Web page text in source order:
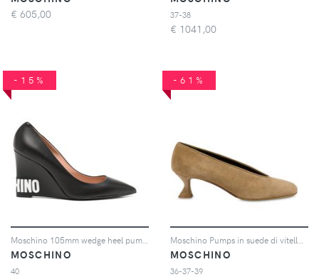
€ 605,00 37-38
€ 1041,00
-15%
MOSCHINO
40
-61%
MOSCHINO
36-37-39